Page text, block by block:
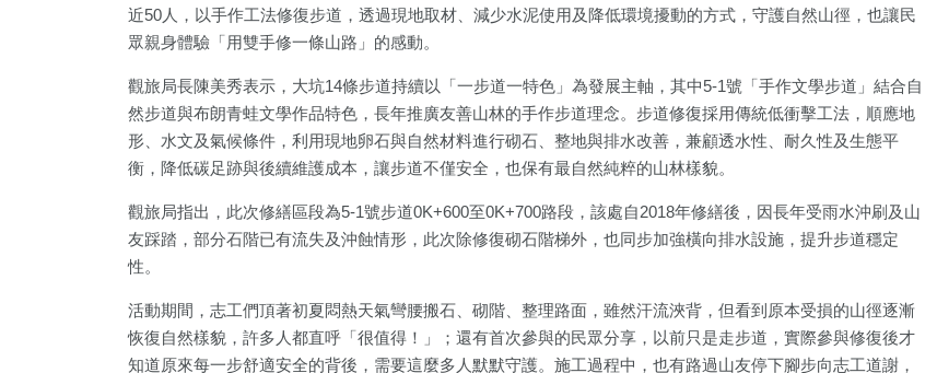
近50人，以手作工法修復步道，透過現地取材、減少水泥使用及降低環境擾動的方式，守護自然山徑，也讓民
眾親身體驗「用雙手修一條山路」的感動。
觀旅局長陳美秀表示，大坑14條步道持續以「一步道一特色」為發展主軸，其中5-1號「手作文學步道」結合自
然步道與布朗青蛙文學作品特色，長年推廣友善山林的手作步道理念。步道修復採用傳統低衝擊工法，順應地
形、水文及氣候條件，利用現地卵石與自然材料進行砌石、整地與排水改善，兼顧透水性、耐久性及生態平
衡，降低碳足跡與後續維護成本，讓步道不僅安全，也保有最自然純粹的山林樣貌。
觀旅局指出，此次修繕區段為5-1號步道0K+600至0K+700路段，該處自2018年修繕後，因長年受雨水沖刷及山
友踩踏，部分石階已有流失及沖蝕情形，此次除修復砌石階梯外，也同步加強橫向排水設施，提升步道穩定
性。
活動期間，志工們頂著初夏悶熱天氣彎腰搬石、砌階、整理路面，雖然汗流浹背，但看到原本受損的山徑逐漸
恢復自然樣貌，許多人都直呼「很值得！」；還有首次參與的民眾分享，以前只是走步道，實際參與修復後才
知道原來每一步舒適安全的背後，需要這麼多人默默守護。施工過程中，也有路過山友停下腳步向志工道謝，
656+
文教 運動 旅遊 評論 生活 司法放大鏡